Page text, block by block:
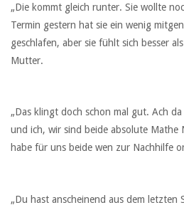
„Die kommt gleich runter. Sie wollte
Termin gestern hat sie ein wenig
geschlafen, aber sie fühlt sich besser
Mutter.
„Das klingt doch schon mal gut. Ach
und ich, wir sind beide absolute Mathe
habe für uns beide wen zur Nachhilfe
„Du hast anscheinend aus dem letzten